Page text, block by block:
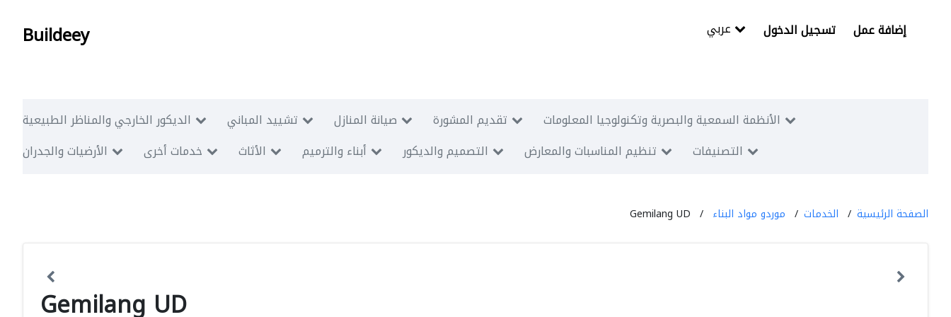
Buildeey تسجيل الدخول إضافة عمل
الديكور الخارجي والمناظر الطبيعية تشييد المباني صيانة المنازل تقديم المشورة
الأنظمة السمعية والبصرية وتكنولوجيا المعلومات
الأرضيات والجدران
خدمات أخرى الأثاث أبناء والترميم التصميم والديكور تنظيم المناسبات والمعارض التصنيفات
الصفحة الرئيسية الخدمات موردو مواد البناء Gemilang UD
Gemilang UD